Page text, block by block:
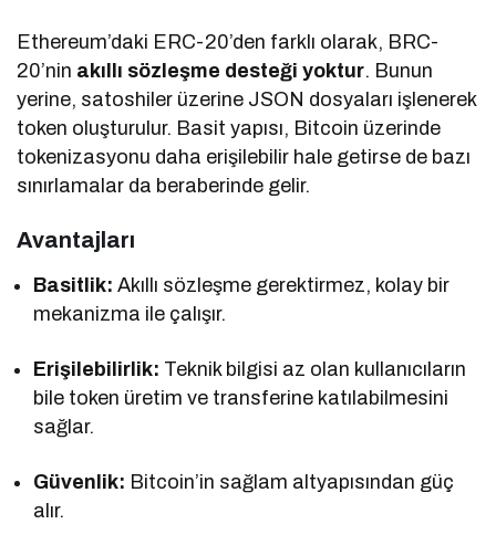
Ethereum’daki ERC-20’den farklı olarak, BRC-
20’nin akıllı sözleşme desteği yoktur. Bunun
yerine, satoshiler üzerine JSON dosyaları işlenerek
token oluşturulur. Basit yapısı, Bitcoin üzerinde
tokenizasyonu daha erişilebilir hale getirse de bazı
sınırlamalar da beraberinde gelir.
Avantajları
Basitlik: Akıllı sözleşme gerektirmez, kolay bir
mekanizma ile çalışır.
Erişilebilirlik: Teknik bilgisi az olan kullanıcıların
bile token üretim ve transferine katılabilmesini
sağlar.
Güvenlik: Bitcoin’in sağlam altyapısından güç
alır.